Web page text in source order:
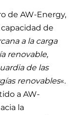
de AW-Energy,
de
a la carga
renovable,
de las
renovables«.
a AW-
la